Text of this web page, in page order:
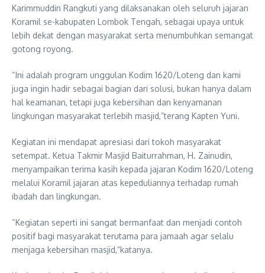
Karimmuddin Rangkuti yang dilaksanakan oleh seluruh jajaran
Koramil se-kabupaten Lombok Tengah, sebagai upaya untuk
lebih dekat dengan masyarakat serta menumbuhkan semangat
gotong royong.
“Ini adalah program unggulan Kodim 1620/Loteng dan kami
juga ingin hadir sebagai bagian dari solusi, bukan hanya dalam
hal keamanan, tetapi juga kebersihan dan kenyamanan
lingkungan masyarakat terlebih masjid,”terang Kapten Yuni.
Kegiatan ini mendapat apresiasi dari tokoh masyarakat
setempat. Ketua Takmir Masjid Baiturrahman, H. Zainudin,
menyampaikan terima kasih kepada jajaran Kodim 1620/Loteng
melalui Koramil jajaran atas kepeduliannya terhadap rumah
ibadah dan lingkungan.
“Kegiatan seperti ini sangat bermanfaat dan menjadi contoh
positif bagi masyarakat terutama para jamaah agar selalu
menjaga kebersihan masjid,”katanya.